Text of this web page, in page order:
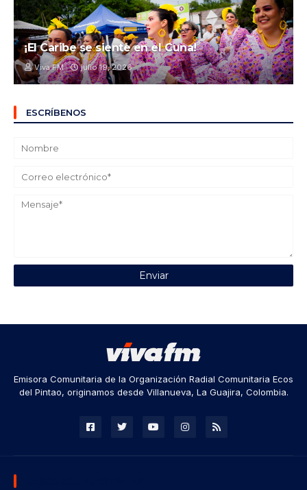
¡El Caribe se siente en el Cuna!
Viva FM julio 19, 2026
ESCRÍBENOS
Emisora Comunitaria de la Organización Radial Comunitaria Ecos
del Pintao, originamos desde Villanueva, La Guajira, Colombia.